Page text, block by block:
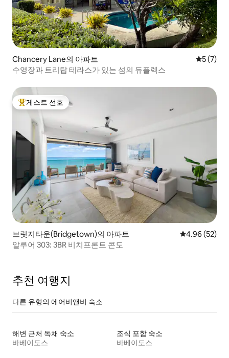
Chancery Lane의 아파트 평점 5점
5 (7)
수영장과 트리탑 테라스가 있는 섬의 듀플렉스
상위 게스트 선호
게스트 선호
브릿지타운(Bridgetown)의 아파트 평점 4.96점(5
4.96 (52)
알루어 303: 3BR 비치프론트 콘도
추천 여행지
다른 유형의 에어비앤비 숙소
해변 근처 독채 숙소
바베이도스
조식 포함 숙소
바베이도스